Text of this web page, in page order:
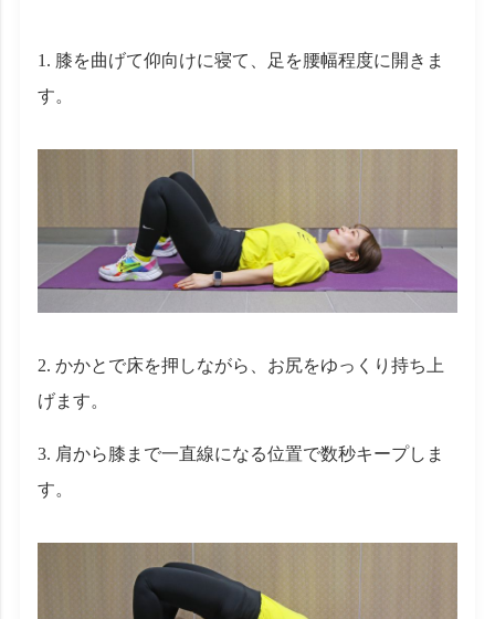
膝を曲げて仰向けに寝て、足を腰幅程度に開きま
す。
かかとで床を押しながら、お尻をゆっくり持ち上
げます。
肩から膝まで一直線になる位置で数秒キープしま
す。